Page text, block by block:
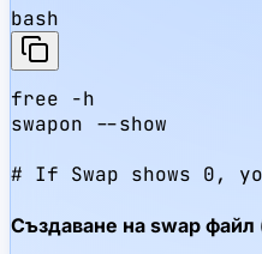
bash
free -h
swapon --show
# If Swap shows 0,
Създаване на swap файл